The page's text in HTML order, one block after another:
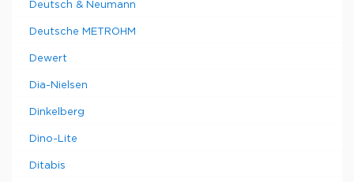
Deutsch & Neumann
Deutsche METROHM
Dewert
Dia-Nielsen
Dinkelberg
Dino-Lite
Ditabis